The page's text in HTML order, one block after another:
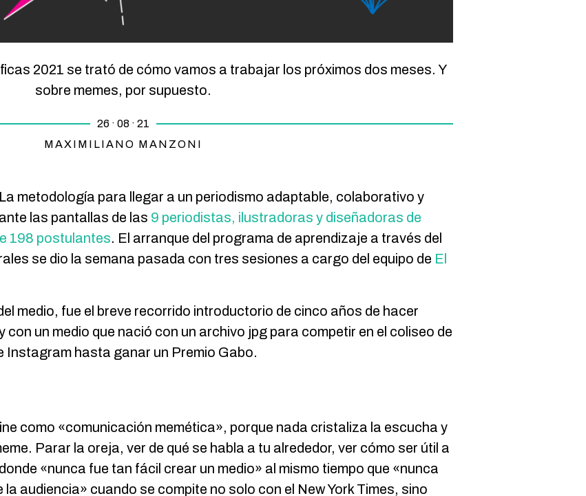
2021 se trató de cómo vamos a trabajar los próximos dos meses. Y
sobre memes, por supuesto.
26 · 08 · 21
MAXIMILIANO MANZONI
metodología para llegar a un periodismo adaptable, colaborativo y
las pantallas de las 9 periodistas, ilustradoras y diseñadoras de
198 postulantes. El arranque del programa de aprendizaje a través del
se dio la semana pasada con tres sesiones a cargo del equipo de El
medio, fue el breve recorrido introductorio de cinco años de hacer
un medio que nació con un archivo jpg para competir en el coliseo de
Instagram hasta ganar un Premio Gabo.
como «comunicación memética», porque nada cristaliza la escucha y
Parar la oreja, ver de qué se habla a tu alrededor, ver cómo ser útil a
«nunca fue tan fácil crear un medio» al mismo tiempo que «nunca
audiencia» cuando se compite no solo con el New York Times, sino